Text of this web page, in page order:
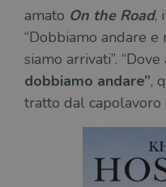
amato On the Road,
“Dobbiamo andare
siamo arrivati”. “Dove
dobbiamo andare”,
tratto dal